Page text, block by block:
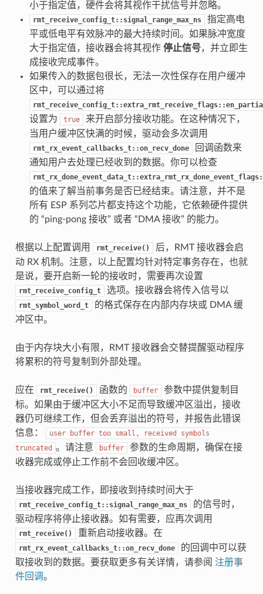
小于指定值，硬件会将其视作干扰信号并忽略。
rmt_receive_config_t::signal_range_max_ns
指定高电
平或低电平有效脉冲的最大持续时间。如果脉冲宽度
大于指定值，接收器会将其视作 停止信号，并立即生
成接收完成事件。
如果传入的数据包很长，无法一次性保存在用户缓冲
区中，可以通过将
设置为 true
来开启部分接收功能。在这种情况下，
当用户缓冲区快满的时候，驱动会多次调用
rmt_rx_event_callbacks_t::on_recv_done
回调函数来
通知用户去处理已经收到的数据。你可以检查
的值来了解当前事务是否已经结束。请注意，并不是
所有 ESP 系列芯片都支持这个功能，它依赖硬件提供
的 “ping-pong 接收” 或者 “DMA 接收” 的能力。
根据以上配置调用 rmt_receive()
后，RMT 接收器会启
动 RX 机制。注意，以上配置均针对特定事务存在，也就
是说，要开启新一轮的接收时，需要再次设置
rmt_receive_config_t 选项。接收器会将传入信号以
rmt_symbol_word_t
的格式保存在内部内存块或 DMA 缓
冲区中。
由于内存块大小有限，RMT 接收器会交替提醒驱动程序
将累积的符号复制到外部处理。
应在 rmt_receive() 函数的 buffer
参数中提供复制目
标。如果由于缓冲区大小不足而导致缓冲区溢出，接收
器仍可继续工作，但会丢弃溢出的符号，并报告此错误
信息：
user buffer too small, received
symbols
truncated 。请注意 buffer
参数的生命周期，确保在接
收器完成或停止工作前不会回收缓冲区。
当接收器完成工作，即接收到持续时间大于
rmt_receive_config_t::signal_range_max_ns
的信号时，
驱动程序将停止接收器。如有需要，应再次调用
rmt_receive() 重新启动接收器。在
rmt_rx_event_callbacks_t::on_recv_done
的回调中可以获
取接收到的数据。要获取更多有关详情，请参阅 注册事
件回调。